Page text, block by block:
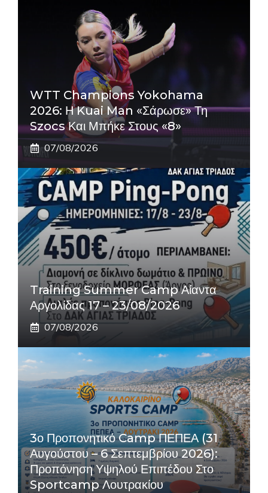
WTT Champions Yokohama
2026: Η Kuai Man «σάρωσε» Τη
Szocs Και Μπήκε Στους «8»
07/08/2026
Training Summer Camp Αίαντα
Αργολίδας 17 – 23/08/2026
07/08/2026
3ο Προπονητικό Camp ΠΕΠΕΑ (31
Αυγούστου – 6 Σεπτεμβρίου 2026):
Προπόνηση Υψηλού Επιπέδου Στο
Sportcamp Λουτρακίου